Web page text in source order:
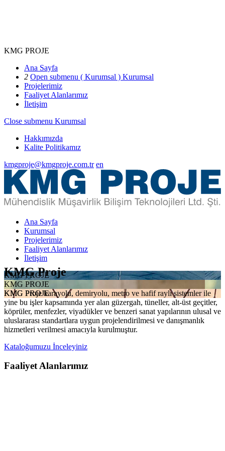
KMG PROJE
Ana Sayfa
2 Open submenu ( Kurumsal ) Kurumsal
Projelerimiz
Faaliyet Alanlarımız
İletişim
Close submenu Kurumsal
Hakkımızda
Kalite Politikamız
kmgproje@kmgproje.com.tr en
Ana Sayfa
Kurumsal
Projelerimiz
Faaliyet Alanlarımız
İletişim
KMG PROJE
KMG PROJE
KMG PROJE
KMG Proje
KMG Proje karayolu, demiryolu, metro ve hafif raylı sistemler ile
yine bu işler kapsamında yer alan güzergah, tüneller, alt-üst geçitler,
köprüler, menfezler, viyadükler ve benzeri sanat yapılarının ulusal ve
uluslararası standartlara uygun projelendirilmesi ve danışmanlık
hizmetleri verilmesi amacıyla kurulmuştur.
Kataloğumuzu İnceleyiniz
Faaliyet Alanlarımız